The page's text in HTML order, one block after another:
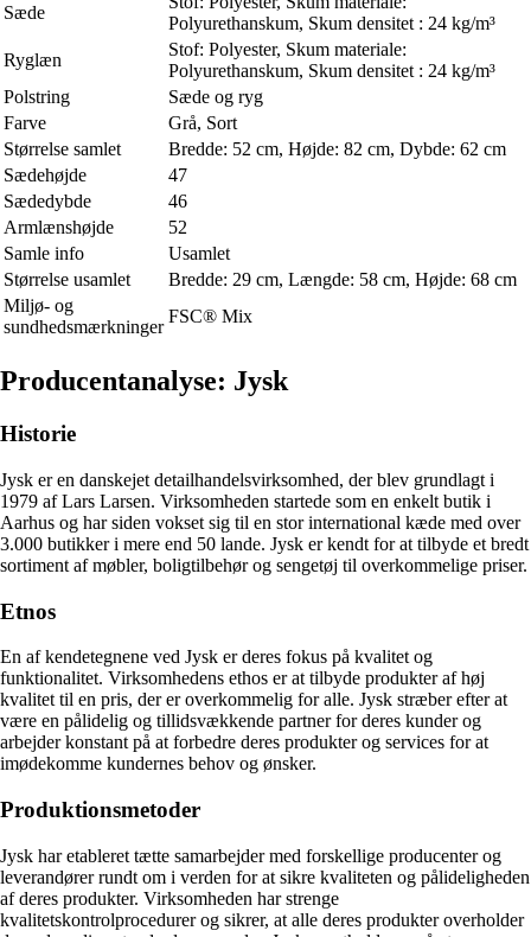
Sæde
Polyurethanskum, Skum densitet : 24 kg/m³
Ryglæn
Stof: Polyester, Skum materiale:
Polyurethanskum, Skum densitet : 24 kg/m³
Polstring
Sæde og ryg
Farve
Grå, Sort
Størrelse samlet
Bredde: 52 cm, Højde: 82 cm, Dybde: 62 cm
Sædehøjde
47
Sædedybde
46
Armlænshøjde
52
Samle info
Usamlet
Størrelse usamlet
Bredde: 29 cm, Længde: 58 cm, Højde: 68 cm
Miljø- og
sundhedsmærkninger
FSC® Mix
Producentanalyse: Jysk
Historie
Jysk er en danskejet detailhandelsvirksomhed, der blev grundlagt i
1979 af Lars Larsen. Virksomheden startede som en enkelt butik i
Aarhus og har siden vokset sig til en stor international kæde med over
3.000 butikker i mere end 50 lande. Jysk er kendt for at tilbyde et bredt
sortiment af møbler, boligtilbehør og sengetøj til overkommelige priser.
Etnos
En af kendetegnene ved Jysk er deres fokus på kvalitet og
funktionalitet. Virksomhedens ethos er at tilbyde produkter af høj
kvalitet til en pris, der er overkommelig for alle. Jysk stræber efter at
være en pålidelig og tillidsvækkende partner for deres kunder og
arbejder konstant på at forbedre deres produkter og services for at
imødekomme kundernes behov og ønsker.
Produktionsmetoder
Jysk har etableret tætte samarbejder med forskellige producenter og
leverandører rundt om i verden for at sikre kvaliteten og pålideligheden
af deres produkter. Virksomheden har strenge
kvalitetskontrolprocedurer og sikrer, at alle deres produkter overholder